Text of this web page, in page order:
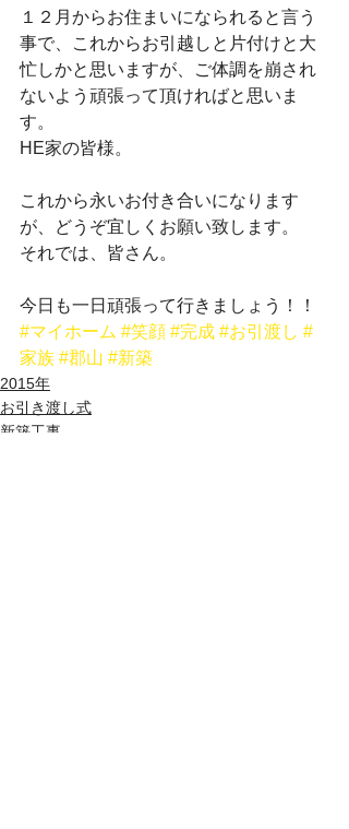
１２月からお住まいになられると言う
事で、これからお引越しと片付けと大
忙しかと思いますが、ご体調を崩され
ないよう頑張って頂ければと思いま
す。
HE家の皆様。
これから永いお付き合いになります
が、どうぞ宜しくお願い致します。
それでは、皆さん。
今日も一日頑張って行きましょう！！
#マイホーム #笑顔 #完成 #お引渡し #
家族 #郡山 #新築
2015年
お引き渡し式
新築工事